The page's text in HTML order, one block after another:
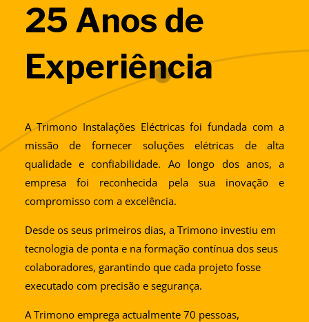
25 Anos de
Experiência
A Trimono Instalações Eléctricas foi fundada com a
missão de fornecer soluções elétricas de alta
qualidade e confiabilidade. Ao longo dos anos, a
empresa foi reconhecida pela sua inovação e
compromisso com a excelência.
Desde os seus primeiros dias, a Trimono investiu em
tecnologia de ponta e na formação contínua dos seus
colaboradores, garantindo que cada projeto fosse
executado com precisão e segurança.
A Trimono emprega actualmente 70 pessoas,